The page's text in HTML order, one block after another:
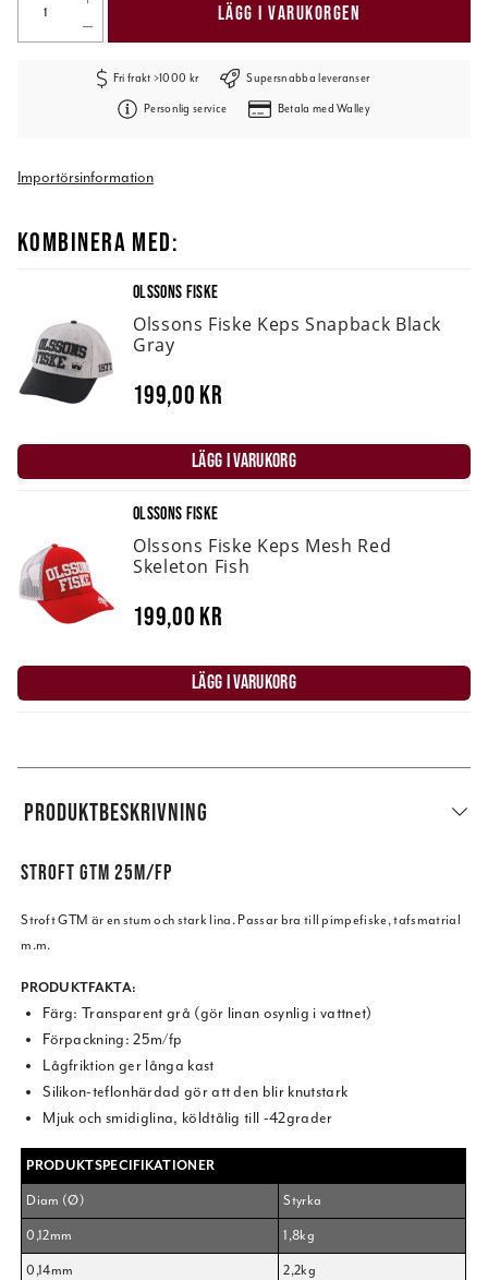
LÄGG I VARUKORGEN
Fri frakt >1000 kr Supersnabba leveranser
Personlig service Betala med Walley
Importörsinformation
KOMBINERA MED:
OLSSONS FISKE
Olssons Fiske Keps Snapback Black
Gray
199,00 kr
LÄGG I VARUKORG
OLSSONS FISKE
Olssons Fiske Keps Mesh Red
Skeleton Fish
199,00 kr
LÄGG I VARUKORG
PRODUKTBESKRIVNING
STROFT GTM 25M/FP
Stroft GTM är en stum och stark lina. Passar bra till pimpefiske, tafsmatrial
m.m.
PRODUKTFAKTA:
Färg: Transparent grå (gör linan osynlig i vattnet)
Förpackning: 25m/fp
Lågfriktion ger långa kast
Silikon-teflonhärdad gör att den blir knutstark
Mjuk och smidiglina, köldtålig till -42grader
PRODUKTSPECIFIKATIONER
Diam (Ø)
Styrka
0,12mm
1,8kg
0,14mm
2,2kg